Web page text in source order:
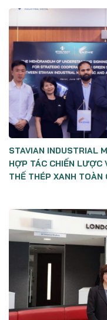
STAVIAN INDUSTRIAL
HỢP TÁC CHIẾN
THẾ THÉP XANH TOÀN